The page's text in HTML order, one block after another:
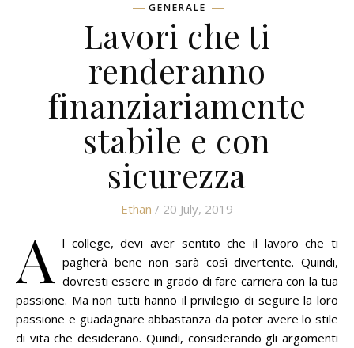
GENERALE
Lavori che ti
renderanno
finanziariamente
stabile e con
sicurezza
Ethan / 20 July, 2019
A l college, devi aver sentito che il lavoro che ti
pagherà bene non sarà così divertente. Quindi,
dovresti essere in grado di fare carriera con la tua
passione. Ma non tutti hanno il privilegio di seguire la loro
passione e guadagnare abbastanza da poter avere lo stile
di vita che desiderano. Quindi, considerando gli argomenti